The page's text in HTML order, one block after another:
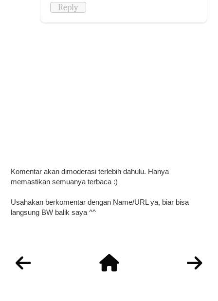
Reply
Komentar akan dimoderasi terlebih dahulu. Hanya
memastikan semuanya terbaca :)
Usahakan berkomentar dengan Name/URL ya, biar bisa
langsung BW balik saya ^^